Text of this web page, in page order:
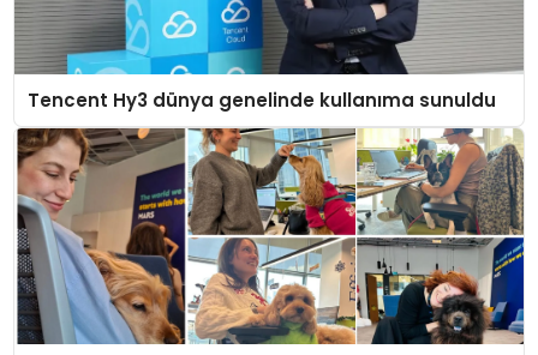
Tencent Hy3 dünya genelinde kullanıma sunuldu